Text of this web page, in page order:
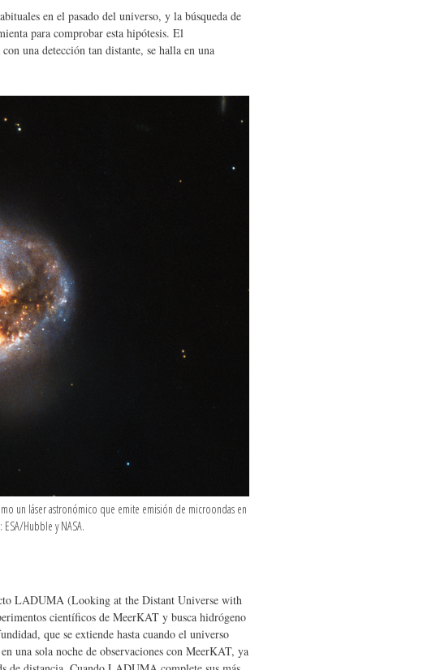
en el pasado del universo, y la búsqueda de
para comprobar esta hipótesis. El
una detección tan distante, se halla en una
un láser astronómico que emite emisión de microondas en
Hubble y NASA.
LADUMA (Looking at the Distant Universe with
científicos de MeerKAT y busca hidrógeno
que se extiende hasta cuando el universo
una sola noche de observaciones con MeerKAT, ya